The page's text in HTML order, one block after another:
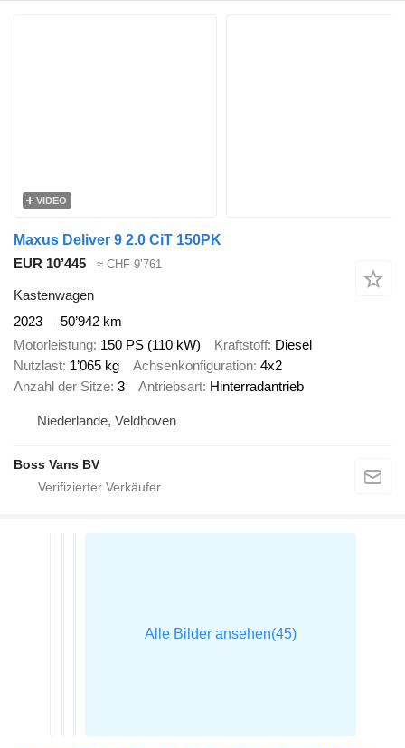
VIDEO
Maxus Deliver 9 2.0 CiT 150PK
EUR 10’445
≈ CHF 9’761
Kastenwagen
2023
50’942 km
Motorleistung 150 PS (110 kW) Kraftstoff Diesel
Nutzlast 1’065 kg Achsenkonfiguration 4x2
Anzahl der Sitze 3 Antriebsart Hinterradantrieb
Niederlande, Veldhoven
Boss Vans BV